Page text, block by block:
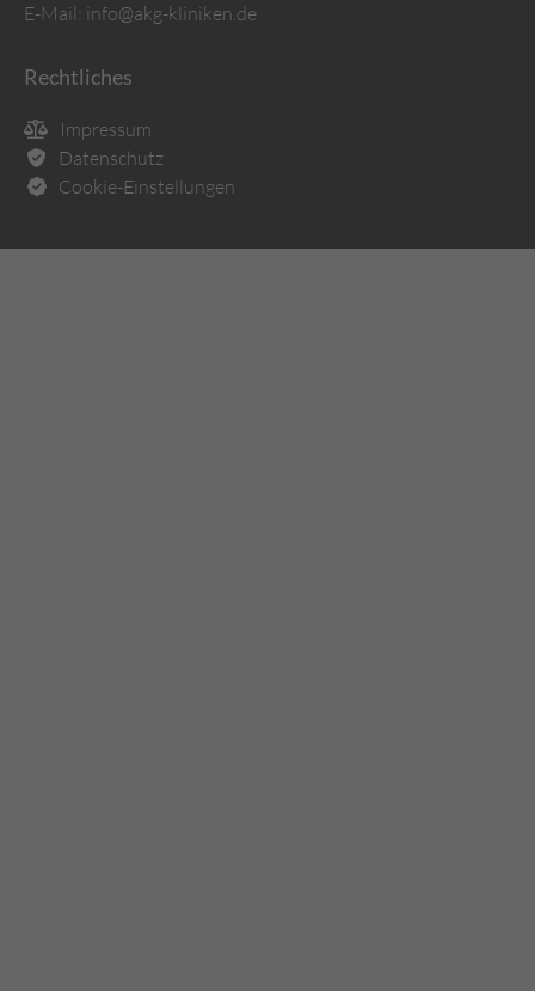
E-Mail: info@akg-kliniken.de
Rechtliches
Impressum
Datenschutz
Cookie-Einstellungen